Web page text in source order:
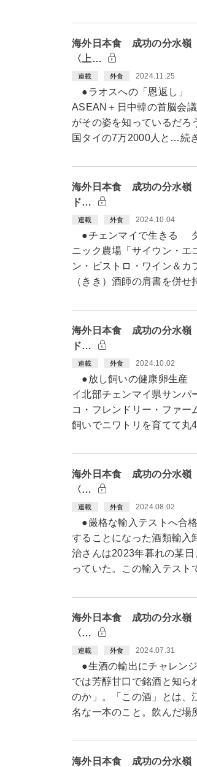
海外日本食 成功の分水嶺
〈上…
連載 外食 2024.11.25
●ラオスへの「恩返し」
ASEAN＋日中韓の首脳会
がその姿を知っているだろ
国タイの7万2000人と…続
海外日本食 成功の分水嶺
ド…
連載 外食 2024.10.04
●チェンマイで生きる タ
ニック農場「サイウン・エ
ン・ビストロ・ワイン＆カ
（きき）酒師の肩書を併
海外日本食 成功の分水嶺
ド…
連載 外食 2024.10.02
●放し飼いの健康卵生産
イ北部チェンマイ県サンパ
コ・フレンドリー・ファー
飼いでニワトリを育てて
海外日本食 成功の分水嶺
〈…
連載 外食 2024.08.02
●厳格な輸入テストへ合
することになった酒類輸入
治さんは2023年暮れの某
っていた。この輸入テス
海外日本食 成功の分水嶺
〈…
連載 外食 2024.07.31
●生酒の輸出にチャレン
では芳醇甘口で銘酒と知ら
のか」。「この酒」とは、
名な一本のこと。飲んだ
海外日本食 成功の分水嶺